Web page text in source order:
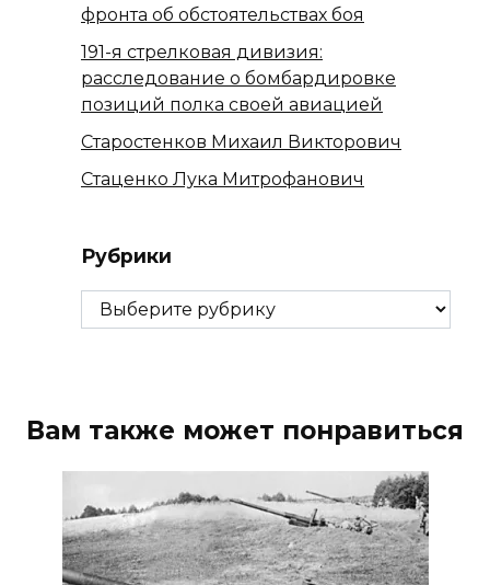
фронта об обстоятельствах боя
191-я стрелковая дивизия:
расследование о бомбардировке
позиций полка своей авиацией
Старостенков Михаил Викторович
Стаценко Лука Митрофанович
Рубрики
Рубрики
Вам также может понравиться